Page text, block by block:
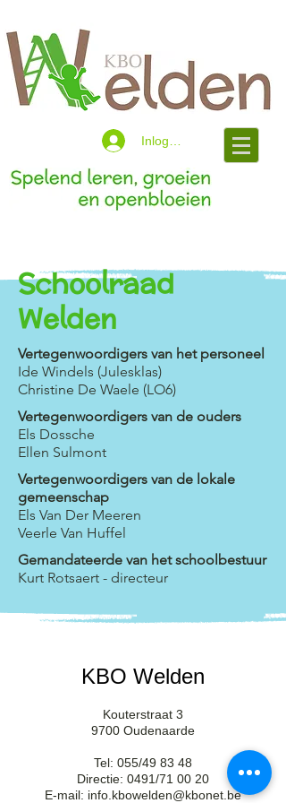
Inloggen
Schoolraad
Welden
Vertegenwoordigers van het personeel
Ide Windels (Julesklas)
Christine De Waele (LO6)
Vertegenwoordigers van de ouders
Els Dossche
Ellen Sulmont
Vertegenwoordigers van de lokale
gemeenschap
Els Van Der Meeren
Veerle Van Huffel
Gemandateerde van het schoolbestuur
Kurt Rotsaert - directeur
KBO Welden
Kouterstraat 3
9700 Oudenaarde
Tel: 055/49 83 48
Directie: 0491/71 00 20
E-mail: info.kbowelden@kbonet.be